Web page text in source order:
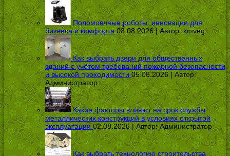
Поломоечные роботы: инновации для
бизнеса и комфорта 08.08.2026 | Автор: kmveg
Как выбрать двери для общественных
зданий с учётом требований пожарной безопасности
и высокой проходимости 05.08.2026 | Автор:
Администратор
Какие факторы влияют на срок службы
металлических конструкций в условиях открытой
эксплуатации 02.08.2026 | Автор:Администратор
Как выбрать технологию строительства